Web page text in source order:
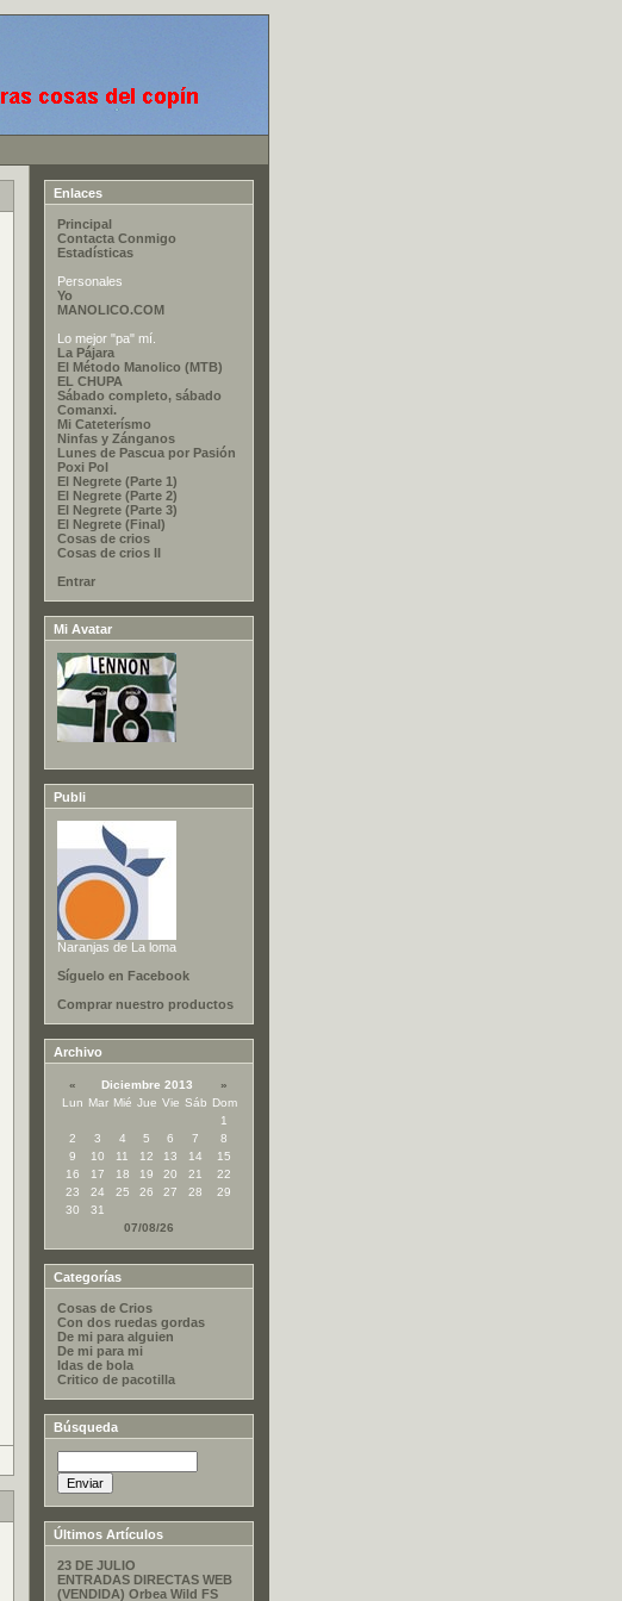
Enlaces
Principal
Contacta Conmigo
Estadísticas
Personales
Yo
MANOLICO.COM
Lo mejor "pa" mí.
La Pájara
El Método Manolico (MTB)
EL CHUPA
Sábado completo, sábado
Comanxi.
Mi Cateterísmo
Ninfas y Zánganos
Lunes de Pascua por Pasión
Poxi Pol
El Negrete (Parte 1)
El Negrete (Parte 2)
El Negrete (Parte 3)
El Negrete (Final)
Cosas de crios
Cosas de crios II
Entrar
Mi Avatar
Publi
Naranjas de La loma
Síguelo en Facebook
Comprar nuestro productos
Archivo
« Diciembre 2013
»
Lun Mar Mié Jue Vie Sáb Dom
1
2
3 4 5 6 7
8
9
10 11 12 13 14
15
16
17 18 19 20 21
22
23
24 25 26 27 28
29
30
31
07/08/26
Categorías
Cosas de Crios
Con dos ruedas gordas
De mi para alguien
De mi para mi
Idas de bola
Critico de pacotilla
Búsqueda
Últimos Artículos
23 DE JULIO
ENTRADAS DIRECTAS WEB
(VENDIDA) Orbea Wild FS